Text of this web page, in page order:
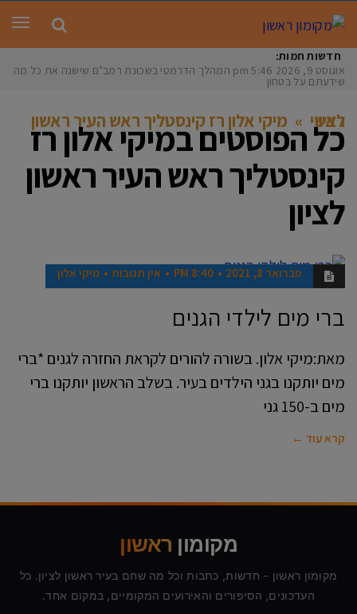
חדשות חמות:
אוגוסט 9, 2026
5:46 pm המהלך הדרמטי בשכונת רמב"ם שישנה את כל מה
שידעתם על בטחון
ראשי » מיקי אלון רז קינסטליך ראש העיר ראשון לציון
כל הפוסטים במיקי אלון רז
קינסטליך ראש העיר ראשון
לציון
חדשות
פברואר 8, 2021 8:40 PM אין תגובות מיקי אלון
ברי מים לילדי הגנים
מאת:מיקי אלון. בשורה להורים לקראת החזרה לגנים *ברי
מים יותקנו בגני הילדים בעיר. בשלב הראשון יותקנו ברי
מים ב-150 גני
קרא עוד ←
מקומון ראשון
מקומון ראשון - חדשות, כתבות וכל מה שחם בעיר ראשון לציון. כל
העדכונים, הסיפורים והאירועים המקומיים, במקום אחד.